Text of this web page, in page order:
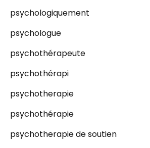
psychologiquement
psychologue
psychothérapeute
psychothérapi
psychotherapie
psychothérapie
psychotherapie de soutien